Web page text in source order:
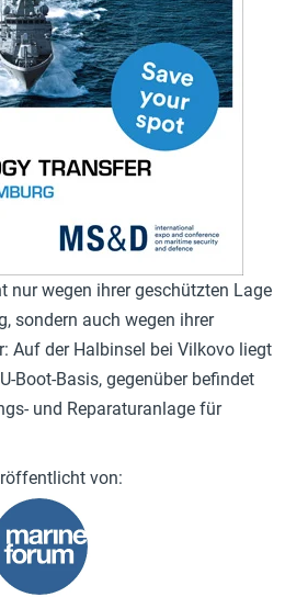
nur wegen ihrer geschützten Lage
sondern auch wegen ihrer
Auf der Halbinsel bei Vilkovo liegt
Boot-Basis, gegenüber befindet
und Reparaturanlage für